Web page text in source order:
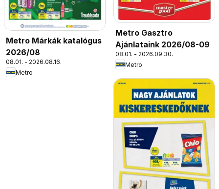
Metro Márkák katalógus
2026/08
08.01. - 2026.08.16.
Metro
Metro Gasztro
Ajánlataink 2026/08-09
08.01. - 2026.09.30.
Metro